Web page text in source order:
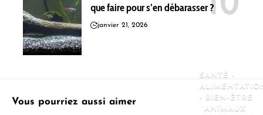
que faire pour s’en débarasser ?
janvier 21, 2026
Vous pourriez aussi aimer
SANTÉ -
- BIEN-ÊTRE
ANIMAUX